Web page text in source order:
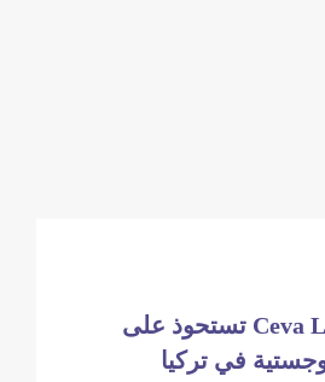
شركة Ceva Logistics تستحوذ على
في تركيا